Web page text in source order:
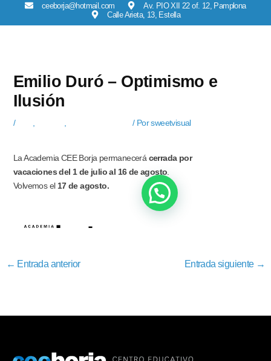
ceeborja@hotmail.com
Av. PIO XII 22 of. 12, Pamplona
Calle Arieta, 13, Estella
Emilio Duró – Optimismo e
Ilusión
/ / Porsweetvisual
← Entrada anterior Entrada siguiente →